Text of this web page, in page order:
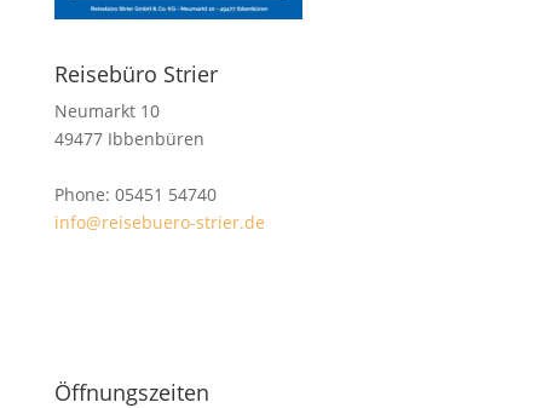
Reisebüro Strier
Neumarkt 10
49477 Ibbenbüren
Phone: 05451 54740
info@reisebuero-strier.de
Öffnungszeiten